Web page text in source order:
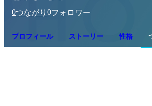
0つながり 0フォロワー
プロフィール ストーリー 性格